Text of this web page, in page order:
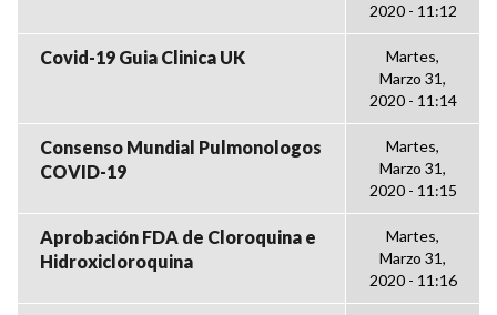
2020 - 11:12
Covid-19 Guia Clinica UK
Martes,
Marzo 31,
2020 - 11:14
Consenso Mundial Pulmonologos
COVID-19
Martes,
Marzo 31,
2020 - 11:15
Aprobación FDA de Cloroquina e
Hidroxicloroquina
Martes,
Marzo 31,
2020 - 11:16